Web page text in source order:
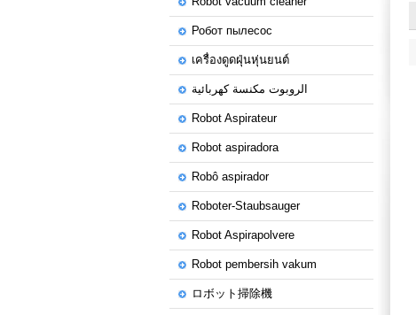
Робот пылесос
เครื่องดูดฝุ่นหุ่นยนต์
الروبوت مكنسة كهربائية
Robot Aspirateur
Robot aspiradora
Robô aspirador
Roboter-Staubsauger
Robot Aspirapolvere
Robot pembersih vakum
ロボット掃除機